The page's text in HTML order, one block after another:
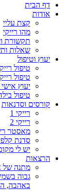
דף הבית
אודות
קצת עליי
מהו רייקי
תקשורת
שאלות
יעוץ וטיפול
טיפול
טיפול
יעוץ
טיפול
קורסים וסדנאות
רייקי 1
רייקי 2
מאסטר
סדנת
יש לי
הרצאות
מתנה של
גבוה
באהבה,